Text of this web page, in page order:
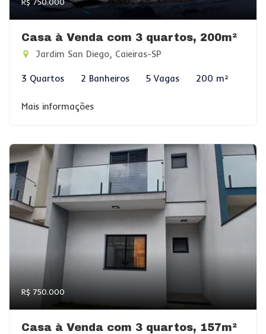
Casa à Venda com 3 quartos, 200m²
Jardim San Diego, Caieiras-SP
3 Quartos 2 Banheiros 5 Vagas 200 m²
Mais informações
R$ 750.000
Casa à Venda com 3 quartos, 157m²